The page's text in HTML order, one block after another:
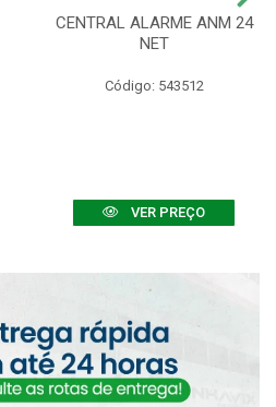
CENTRAL ALARME ANM 24
NET
Código: 543512
VER PREÇO